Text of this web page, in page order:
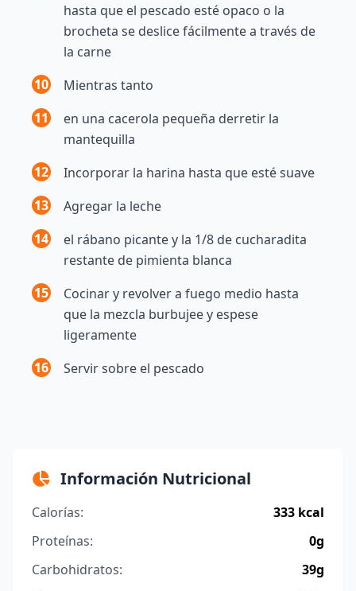
hasta que el pescado esté opaco o la
brocheta se deslice fácilmente a través de
la carne
10
Mientras tanto
11
en una cacerola pequeña derretir la
mantequilla
12
Incorporar la harina hasta que esté suave
13
Agregar la leche
14
el rábano picante y la 1/8 de cucharadita
restante de pimienta blanca
15
Cocinar y revolver a fuego medio hasta
que la mezcla burbujee y espese
ligeramente
16
Servir sobre el pescado
Información Nutricional
Calorías:
333 kcal
Proteínas:
0g
Carbohidratos:
39g